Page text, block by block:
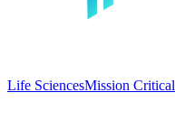
Life SciencesMission Critical